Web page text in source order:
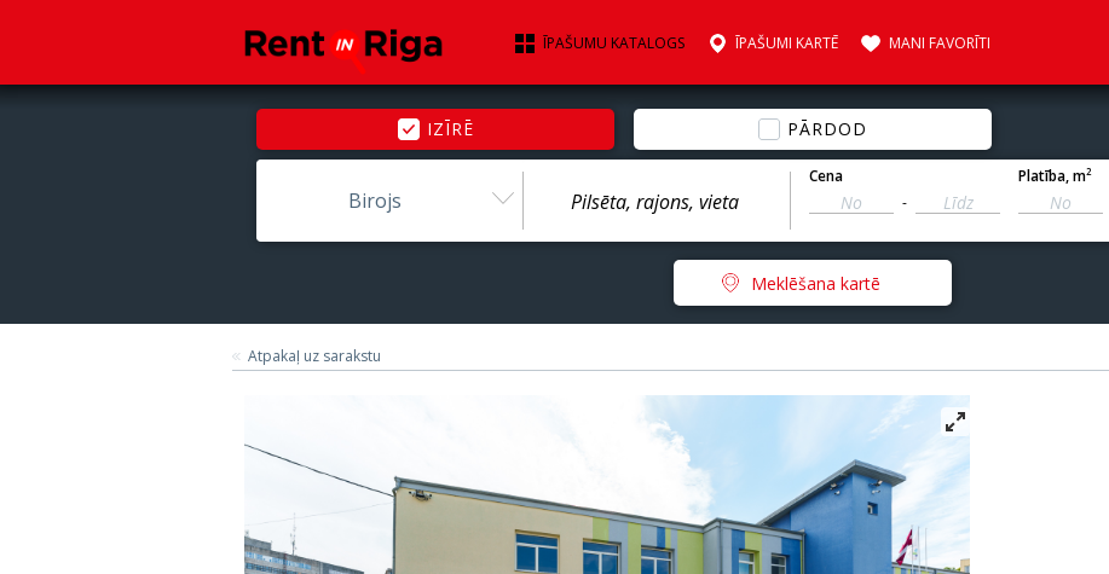
ĪPAŠUMU KATALOGS ĪPAŠUMI KARTĒ MANI FAVORĪTI
IZĪRĒ PĀRDOD
Birojs
Cena
-
Platība, m2
Meklēšana kartē
Atpakaļ uz sarakstu